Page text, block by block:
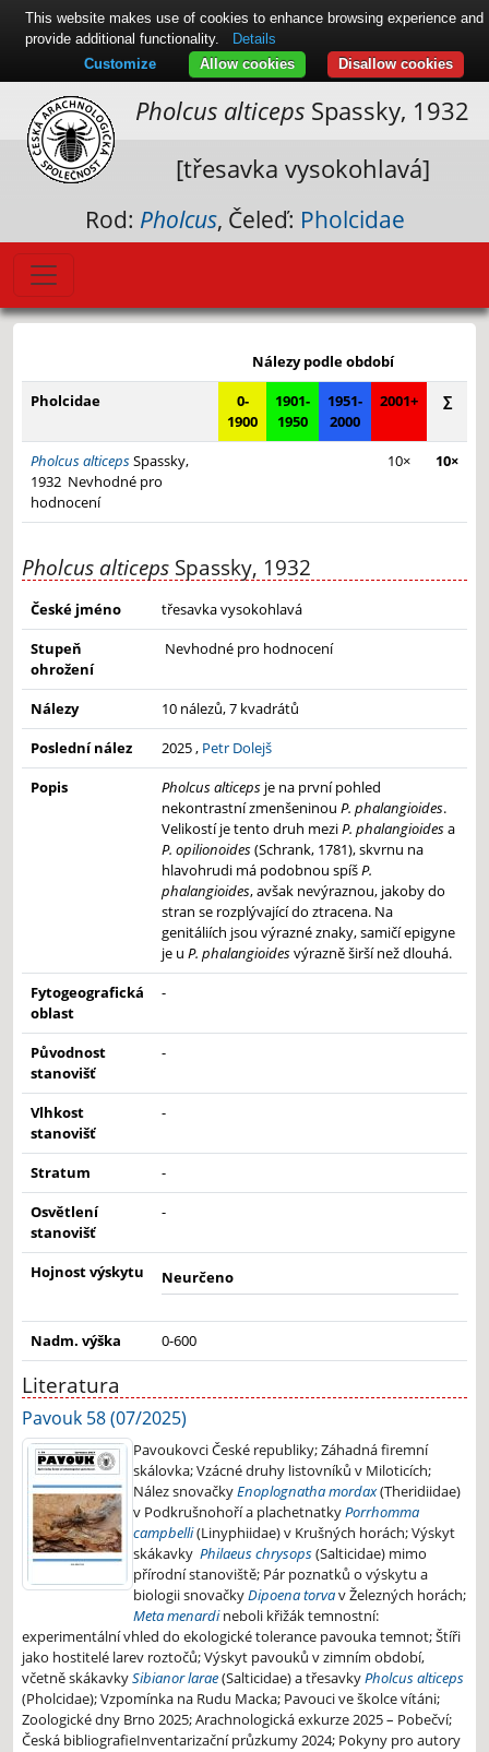
Pholcus alticeps Spassky, 1932
[třesavka vysokohlavá]
Rod: Pholcus, Čeleď: Pholcidae
−
Leaflet|© Seznam.cz a.s. a další
Nálezy podle období
Pholcidae
0-
1900
1901-
1950
1951-
2000
2001+ ∑
Pholcus alticepsSpassky,
1932 Nevhodné pro
hodnocení
10× 10×
Pholcus alticeps Spassky, 1932
České jméno
třesavka vysokohlavá
Stupeň
ohrožení
Nevhodné pro hodnocení
Nálezy
10 nálezů, 7 kvadrátů
Poslední nález
2025 , Petr Dolejš
Popis
Pholcus alticeps je na první pohled
nekontrastní zmenšeninou P. phalangioides.
Velikostí je tento druh meziP. phalangioidesa
P. opilionoides(Schrank, 1781), skvrnu na
hlavohrudi má podobnou spíšP.
phalangioides, avšak nevýraznou, jakoby do
stran se rozplývající do ztracena. Na
genitáliích jsou výrazné znaky, samičí epigyne
je u P. phalangioidesvýrazně širší než dlouhá.
Fytogeografická
oblast
-
Původnost
stanovišť
-
Vlhkost
stanovišť
-
Stratum
-
Osvětlení
stanovišť
-
Hojnost výskytu Neurčeno
Nadm. výška 0-600
Literatura
Pavouk 58 (07/2025)
Pavoukovci České republiky; Záhadná firemní
skálovka; Vzácné druhy listovníků v Miloticích;
Nález snovačkyEnoplognatha mordax(Theridiidae)
v Podkrušnohoří a plachetnatkyPorrhomma
campbelli(Linyphiidae) v Krušných horách; Výskyt
skákavky Philaeus chrysops(Salticidae) mimo
přírodní stanoviště; Pár poznatků o výskytu a
biologii snovačkyDipoena torvav Železných horách;
Meta menardineboli křižák temnostní:
experimentální vhled do ekologické tolerance pavouka temnot; Štíři
jako hostitelé larev roztočů; Výskyt pavouků v zimním období,
včetně skákavkySibianor larae(Salticidae) a třesavkyPholcus alticeps
(Pholcidae); Vzpomínka na Rudu Macka; Pavouci ve školce vítáni;
Zoologické dny Brno 2025; Arachnologická exkurze 2025 – Pobečví;
Česká bibliografieInventarizační průzkumy 2024; Pokyny pro autory
This website makes use of cookies to enhance browsing experience and
provide additional functionality.
Details
Disallow cookies
Allow cookies
Customize